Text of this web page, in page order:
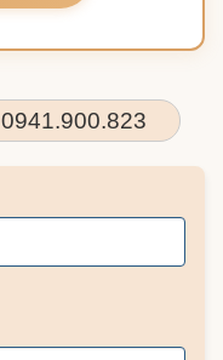
0941.900.823